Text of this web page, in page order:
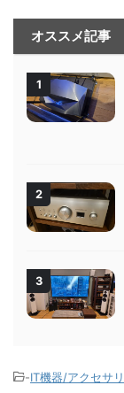
オススメ記事
1
2
3
-IT機器/アクセサ